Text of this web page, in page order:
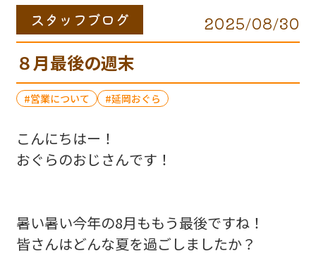
スタッフブログ 2025/08/30
８月最後の週末
営業について 延岡おぐら
こんにちはー！
おぐらのおじさんです！
暑い暑い今年の8月ももう最後ですね！
皆さんはどんな夏を過ごしましたか？